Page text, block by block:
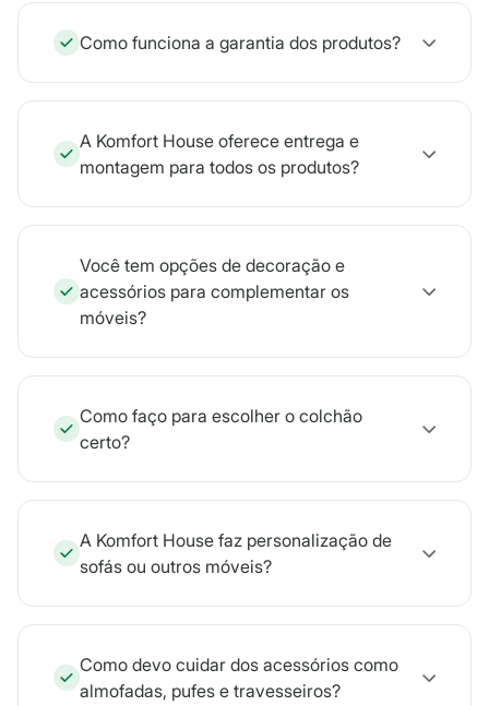
Como funciona a garantia dos produtos?
A Komfort House oferece entrega e
montagem para todos os produtos?
Você tem opções de decoração e
acessórios para complementar os
móveis?
Como faço para escolher o colchão
certo?
A Komfort House faz personalização de
sofás ou outros móveis?
Como devo cuidar dos acessórios como
almofadas, pufes e travesseiros?